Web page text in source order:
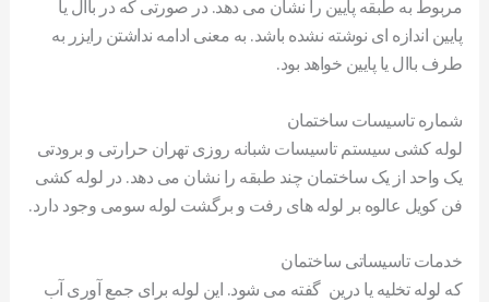
مربوط به طبقه پایین را نشان می دهد. در صورتی که در باال یا
پایین اندازه ای نوشته نشده باشد. به معنی ادامه نداشتن رایزر به
طرف باال یا پایین خواهد بود.
شماره تاسیسات ساختمان
لوله کشی سیستم تاسیسات شبانه روزی تهران حرارتی و برودتی
یک واحد از یک ساختمان چند طبقه را نشان می دهد. در لوله کشی
فن کویل عالوه بر لوله های رفت و برگشت لوله سومی وجود دارد.
خدمات تاسیساتی ساختمان
که لوله تخلیه یا درین گفته می شود. این لوله برای جمع آوری آب